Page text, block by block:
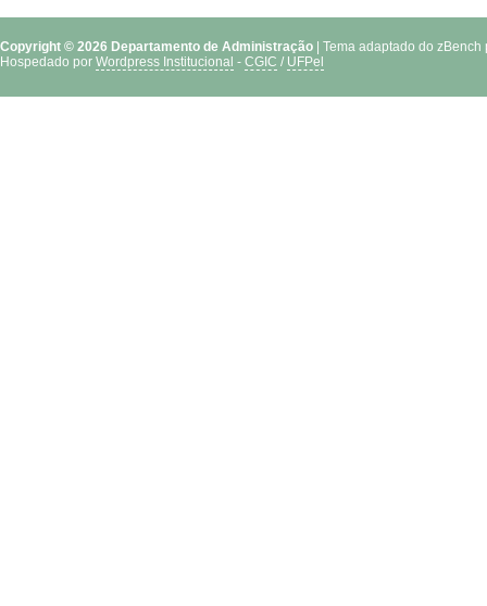
Copyright © 2026 Departamento de Administração | Tema adaptado do
Hospedado por Wordpress Institucional - CGIC / UFPel